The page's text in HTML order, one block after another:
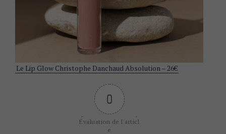
Le Lip Glow Christophe Danchaud Absolution – 26€
0
Évaluation de l'articl
e